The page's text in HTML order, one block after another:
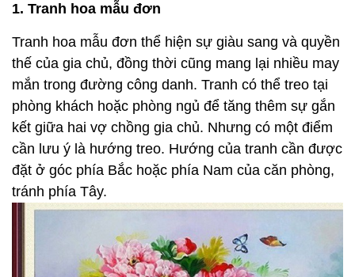
1. Tranh hoa mẫu đơn
Tranh hoa mẫu đơn thể hiện sự giàu sang và quyền
thế của gia chủ, đồng thời cũng mang lại nhiều may
mắn trong đường công danh. Tranh có thể treo tại
phòng khách hoặc phòng ngủ để tăng thêm sự gắn
kết giữa hai vợ chồng gia chủ. Nhưng có một điểm
cần lưu ý là hướng treo. Hướng của tranh cần được
đặt ở góc phía Bắc hoặc phía Nam của căn phòng,
tránh phía Tây.